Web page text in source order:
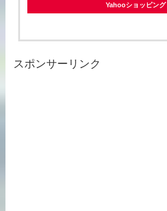
Yahooショッピング
スポンサーリンク